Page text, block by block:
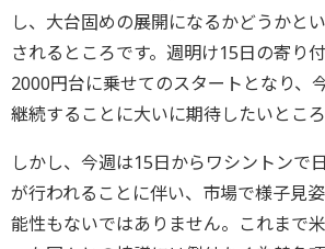
し、大台固めの展開になるかどうかと
されるところです。週明け15日の寄り
2000円台に乗せてのスタートとなり、
継続することに大いに期待したいところ
しかし、今週は15日からワシントンで
が行われることに伴い、市場で様子見
能性もないではありません。これまで